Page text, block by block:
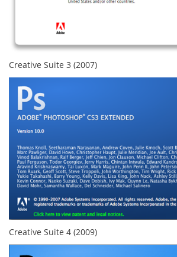
Creative Suite 3 (2007)
Creative Suite 4 (2009)